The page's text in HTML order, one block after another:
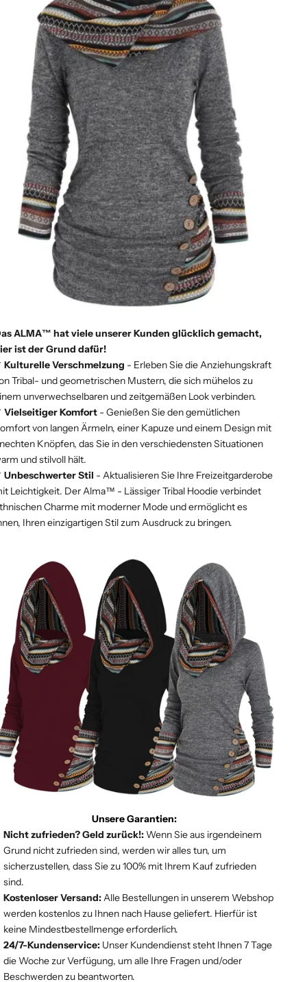
ALMA™ hat viele unserer Kunden glücklich gemacht,
ist der Grund dafür!
Kulturelle Verschmelzung - Erleben Sie die Anziehungskraft
Tribal- und geometrischen Mustern, die sich mühelos zu
unverwechselbaren und zeitgemäßen Look verbinden.
Vielseitiger Komfort - Genießen Sie den gemütlichen
von langen Ärmeln, einer Kapuze und einem Design mit
Knöpfen, das Sie in den verschiedensten Situationen
und stilvoll hält.
Unbeschwerter Stil - Aktualisieren Sie Ihre Freizeitgarderobe
Leichtigkeit. Der Alma™ - Lässiger Tribal Hoodie verbindet
Charme mit moderner Mode und ermöglicht es
Ihren einzigartigen Stil zum Ausdruck zu bringen.
Unsere Garantien:
Nicht zufrieden? Geld zurück!:Wenn Sie aus irgendeinem
Grund nicht zufrieden sind, werden wir alles tun, um
sicherzustellen, dass Sie zu 100% mit Ihrem Kauf zufrieden
sind.
Kostenloser Versand:Alle Bestellungen in unserem Webshop
werden kostenlos zu Ihnen nach Hause geliefert. Hierfür ist
keine Mindestbestellmenge erforderlich.
24/7-Kundenservice: Unser Kundendienst steht Ihnen 7 Tage
die Woche zur Verfügung, um alle Ihre Fragen und/oder
Beschwerden zu beantworten.